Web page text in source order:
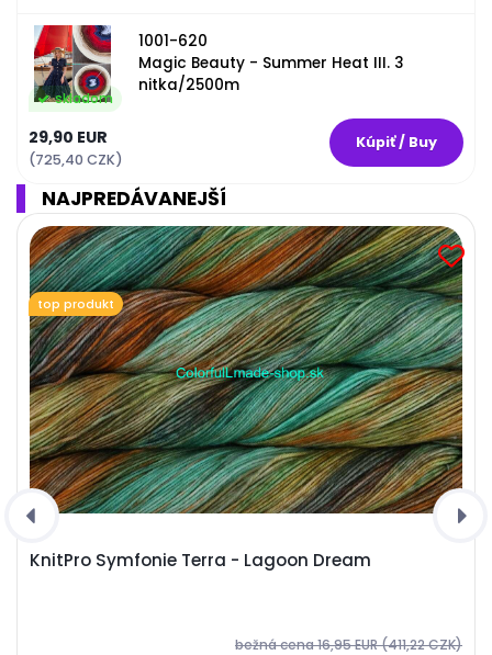
1001-620
Magic Beauty - Summer Heat III. 3
nitka/2500m
skladom
29,90 EUR
(725,40 CZK)
NAJPREDÁVANEJŠÍ
KnitPro Symfonie Terra - Lagoon Dream
bežná cena16,95 EUR(411,22 CZK)
top produkt